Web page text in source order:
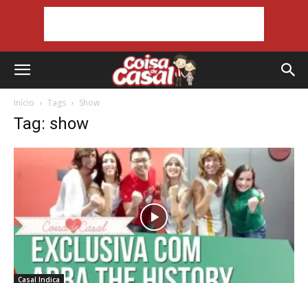
Início Tags Show
Tag: show
Casal Indica